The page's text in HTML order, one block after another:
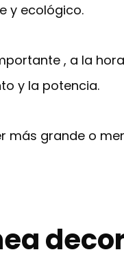
y ecológico.
, a la
y la potencia.
más grande o